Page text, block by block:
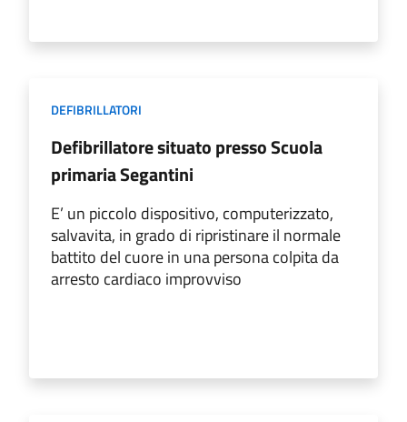
DEFIBRILLATORI
Defibrillatore situato presso Scuola
primaria Segantini
E’ un piccolo dispositivo, computerizzato,
salvavita, in grado di ripristinare il normale
battito del cuore in una persona colpita da
arresto cardiaco improvviso